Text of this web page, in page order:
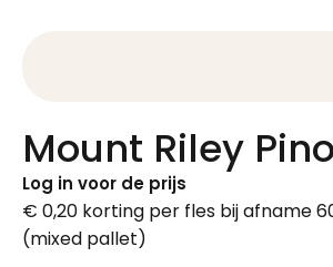
Mount Riley
Log in voor de prijs
€ 0,20 korting per fles bij afname
(mixed pallet)